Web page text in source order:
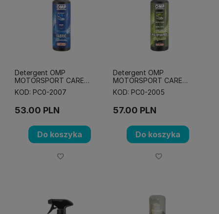
Detergent OMP
MOTORSPORT CARE
FABRIC - do foteli
KOD: PC0-2007
53.00 PLN
Do koszyka
Detergent OMP
MOTORSPORT CARE
MULTIPURPOSE -
uniwersalny
KOD: PC0-2005
57.00 PLN
Do koszyka